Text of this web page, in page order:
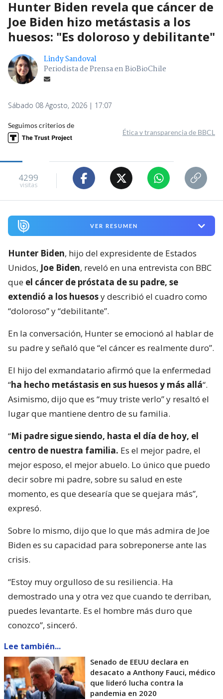
Hunter Biden revela que cáncer de
Joe Biden hizo metástasis a los
huesos: "Es doloroso y debilitante"
Lindy Sandoval
Periodista de Prensa en BioBioChile
Sábado 08 Agosto, 2026 | 17:07
Seguimos criterios de
Ética y transparencia de BBCL
4299
visitas
VER RESUMEN
Hunter Biden, hijo del expresidente de Estados
Unidos, Joe Biden, reveló en una entrevista con BBC
que el cáncer de próstata de su padre, se
extendió a los huesosy describió el cuadro como
“doloroso” y “debilitante”.
En la conversación, Hunter se emocionó al hablar de
su padre y señaló que “el cáncer es realmente duro”.
El hijo del exmandatario afirmó que la enfermedad
“ha hecho metástasis en sus huesos y más allá“.
Asimismo, dijo que es “muy triste verlo” y resaltó el
lugar que mantiene dentro de su familia.
“Mi padre sigue siendo, hasta el día de hoy, el
centro de nuestra familia. Es el mejor padre, el
mejor esposo, el mejor abuelo. Lo único que puedo
decir sobre mi padre, sobre su salud en este
momento, es que desearía que se quejara más”,
expresó.
Sobre lo mismo, dijo que lo que más admira de Joe
Biden es su capacidad para sobreponerse ante las
crisis.
“Estoy muy orgulloso de su resiliencia. Ha
demostrado una y otra vez que cuando te derriban,
puedes levantarte. Es el hombre más duro que
conozco”, sinceró.
Lee también...
Senado de EEUU declara en
desacato a Anthony Fauci, médico
que lideró lucha contra la
pandemia en 2020